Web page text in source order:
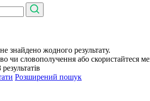
знайдено жодного результату.
чи словополучення або скористайтеся
результатів
Розширений пошук